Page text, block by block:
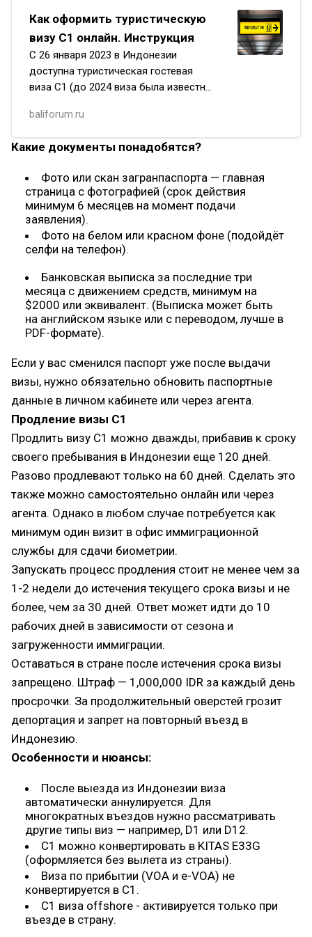
Как оформить туристическую
визу C1 онлайн. Инструкция
С 26 января 2023 в Индонезии
доступна туристическая гостевая
виза С1 (до 2024 виза была известна
оформить онлайн граждане 97 стран,
в том числе России, Украины
и Казахстан
baliforum.ru
Какие документы понадобятся?
Фото или скан загранпаспорта — главная
страница с фотографией (срок действия
минимум 6 месяцев на момент подачи
заявления).
Фото на белом или красном фоне (подойдёт
селфи на телефон).
Банковская выписка за последние три
месяца с движением средств, минимум на
$2000 или эквивалент. (Выписка может быть
на английском языке или с переводом, лучше в
PDF-формате).
Если у вас сменился паспорт уже после выдачи
визы, нужно обязательно обновить паспортные
данные в личном кабинете или через агента.
Продление визы C1
Продлить визу С1 можно дважды, прибавив к сроку
своего пребывания в Индонезии еще 120 дней.
Разово продлевают только на 60 дней. Сделать это
также можно самостоятельно онлайн или через
агента. Однако в любом случае потребуется как
минимум один визит в офис иммиграционной
службы для сдачи биометрии.
Запускать процесс продления стоит не менее чем за
1-2 недели до истечения текущего срока визы и не
более, чем за 30 дней. Ответ может идти до 10
рабочих дней в зависимости от сезона и
загруженности иммиграции.
Оставаться в стране после истечения срока визы
запрещено. Штраф — 1,000,000 IDR за каждый день
просрочки. За продолжительный оверстей грозит
депортация и запрет на повторный въезд в
Индонезию.
Особенности и нюансы:
После выезда из Индонезии виза
автоматически аннулируется. Для
многократных въездов нужно рассматривать
другие типы виз — например, D1 или D12.
C1 можно конвертировать в KITAS E33G
(оформляется без вылета из страны).
Виза по прибытии (VOA и e-VOA) не
конвертируется в С1.
С1 виза offshore - активируется только при
въезде в страну.